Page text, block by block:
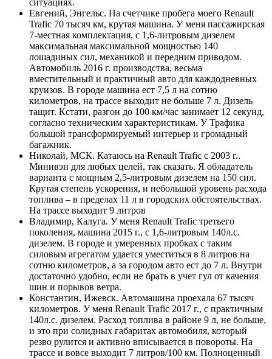
ситуациях.
Евгений, Энгельс. На счетчике пробега моего Renault
Trafic 70 тысяч км, крутая машина. У меня пассажирская
7-местная комплектация, с 1,6-литровым дизелем
максимальная максимальной мощностью 140
лошадиных сил, механикой и передним приводом.
Автомобиль 2016 г. производства, весьма
вместительный и практичный авто для каждодневных
круизов. В городе машина ест 7,5 л на сотню
километров, на трассе выходит не больше 7 л. Дизель
тащит. Кстати, разгон до 100 км/час занимает 12 секунд,
согласно техническим характеристикам. У Трафика
большой трансформируемый интерьер и громадный
багажник.
Николай, МСК. Катаюсь на Renault Trafic с 2003 г..
Минивэн для любых целей, так сказать. Я обладатель
варианта с мощным 2,5-литровым дизелем на 150 сил.
Крутая степень ускорения, и небольшой уровень расхода
топлива – в пределах 11 л в городских обстоятельствах.
На трассе выходит 9 литров
Владимир, Калуга. У меня Renault Trafic третьего
поколения, машина 2015 г., с 1,6-литровым 140л.с.
дизелем. В городе и умеренных пробках с таким
силовым агрегатом удается уместиться в 8 литров на
сотню километров, а за городом авто ест до 7 л. Внутри
достаточно удобно, если не брать в учет гул от качения
шин и порывов ветра.
Константин, Ижевск. Автомашина проехала 67 тысяч
километров. У меня Renault Trafic 2017 г., с практичным
140л.с. дизелем. Расход топлива в районе 9 л, не больше,
и это при солидных габаритах автомобиля, который
резво рулится и активно вписывается в повороты. На
трассе и вовсе выходит 7 литров/100 км. Полноценный